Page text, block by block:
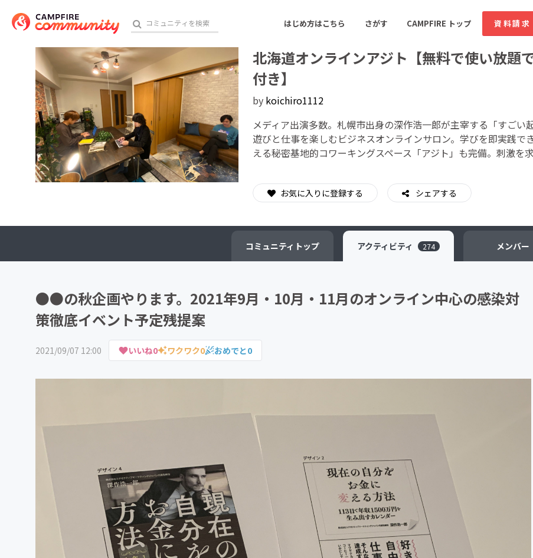
はじめ方はこちら さがす CAMPFIRE トップ 資料請求
おすすめのコミュニティ
アート・写真 音楽 舞台・パフォーマンス
テクノロジー・ガジェット
書籍・雑誌出版 アニメ・漫画
北海道オンラインアジト【無料で使い放題
付き】
by koichiro1112
メディア出演多数。札幌市出身の深作浩一郎が主宰する「すご
遊びと仕事を楽しむビジネスオンラインサロン。学びを即実践
える秘密基地的コワーキングスペース「アジト」も完備。刺激を
お気に入りに登録する シェアする
コミュニティ トップ アクティビティ 274 メンバー
●●の秋企画やります。2021年9月・10月・11月のオンライン中心の感染対
策徹底イベント予定残提案
2021/09/07 12:00 いいね0 ワクワク0 おめでと0